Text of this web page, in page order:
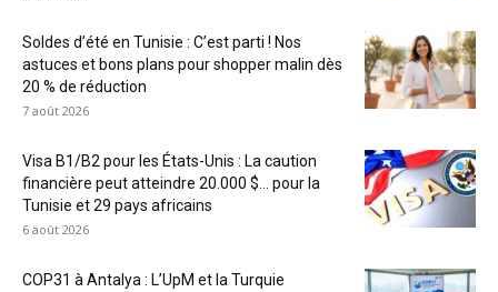
Soldes d’été en Tunisie : C’est parti ! Nos
astuces et bons plans pour shopper malin dès
20 % de réduction
7 août 2026
Visa B1/B2 pour les États-Unis : La caution
financière peut atteindre 20.000 $… pour la
Tunisie et 29 pays africains
6 août 2026
COP31 à Antalya : L’UpM et la Turquie